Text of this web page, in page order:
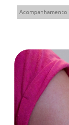
Acompanhamento